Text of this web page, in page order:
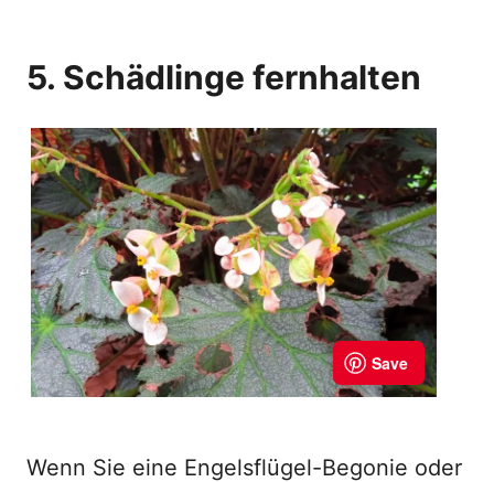
5. Schädlinge fernhalten
Wenn Sie eine Engelsflügel-Begonie oder